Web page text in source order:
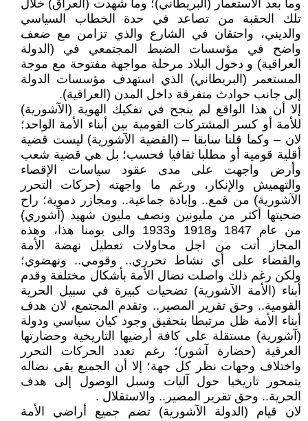
وما بعد الاستعمار (البريطاني)؛ وما شهدت (العراق) خلال
تلك الحقبة من تصاعد في حدة الخطاب السياسي
والديني، واحتقان في الشارع والذي تزامن مع ضعف
واضح في مؤسسات الضبط المجتمعي في (الدولة
العراقية) و دخول البلاد مرحلة مواجهة مفتوحة مع موجة
المستعمر (البريطاني) الذي استهدف مؤسسات الدولة
إلى جانب حوادث متفرقة داخل المدن (العراقية).
إلا أن هذا الواقع لم ينجح في تفكيك الهوية (الآشورية)
للأمة أو كسر المشتركات القومية بين أبناء الأمة الواحد؛
لان – وكما قلنا سابقا – (القضية الآشورية) ليست قضية
أقلية قومية أو مطلبا ثقافيا فحسب؛ بل هي قضية شعب
وأرض واجهت على مدى عقود سياسات الإقصاء
والتهميش والإنكار، ورغم ما واجهته (حركات التحرر
الآشورية) من قمع.. وإبادة جماعية.. ومجازر دموية؛ راح
ضحيتها أكثر من مليونين ونصف مليون شهيد (آشوري)
من عام 1847 و1918 و1933 والى يومنا هذا، وهذه
المجاز أتت من اجل محاولات تعطيل نهضة الأمة
والقضاء على أي نشاط تحرري.. وقومي.. ونهضوي؛
ولكن رغم ذلك واصلت نضال الأمة بأشكال مختلفة وقدم
أبناء (الأمة الآشورية) تضحيات كبيرة في سبيل الحرية
القومية.. وحق تقرير المصير.. وتقدم المجتمع، لان هدف
أبناء الأمة ظل مرتبطا بتحقيق وجود كيان سياسي ودولة
(آشورية) مستقلة على كافة أرضيها التاريخية وحضارتها
العرقية (حضارة آشور)؛ رغم تعدد الحركات التحرر
واختلاف وجهات نظر كل جهة؛ إلا أن الجميع بقى نضاله
يتمحور تاريخيا حول آليات وسبل الوصول إلى هدف
الحرية.. وحق تقرير المصير.. والاستقلال .
لان قيام (الدولة الآشورية) تضم جميع أراضي الأمة